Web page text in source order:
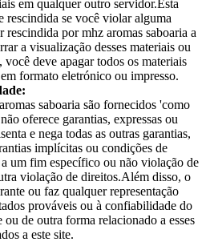
em qualquer outro servidor.Esta
rescindida se você violar alguma
rescindida por mhz aromas saboaria a
a visualização desses materiais ou
deve apagar todos os materiais
formato eletrónico ou impresso.
saboaria são fornecidos 'como
oferece garantias, expressas ou
e nega todas as outras garantias,
implícitas ou condições de
um fim específico ou não violação de
violação de direitos.Além disso, o
ou faz qualquer representação
prováveis ou à confiabilidade do
ou de outra forma relacionado a esses
a este site.